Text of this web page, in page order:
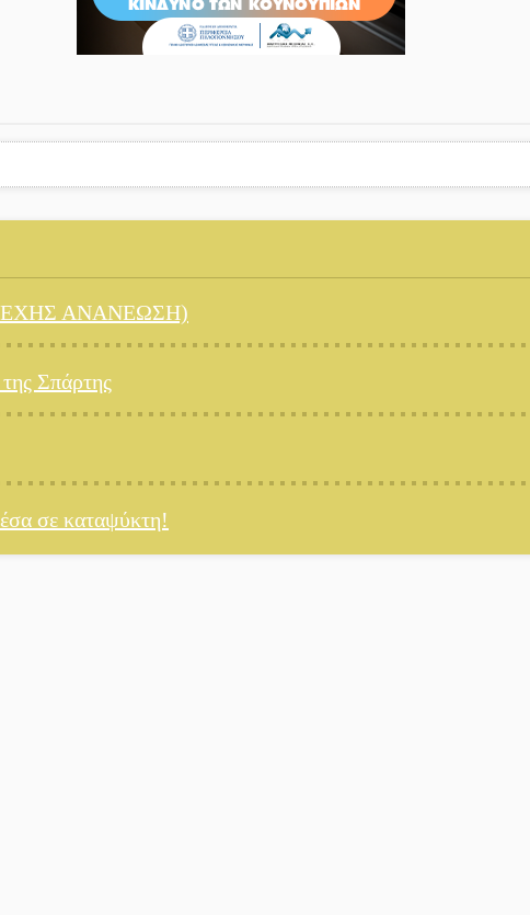
ΑΝΑΝΕΩΣΗ)
Σπάρτης
σε καταψύκτη!